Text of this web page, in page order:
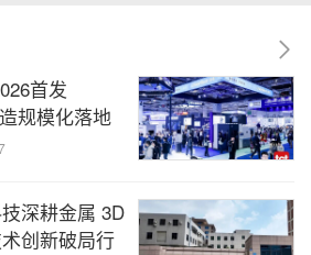
、媒体、通讯企业的经营动态、财报信
、企业并购消息。扫描二维码，立即订
采矿/五金
一般制造业
首发
规模化落地
深耕金属 3D
创新破局行